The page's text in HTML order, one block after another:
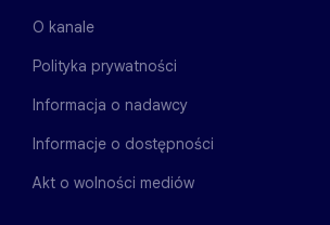
O kanale
Polityka prywatności
Informacja o nadawcy
Informacje o dostępności
Akt o wolności mediów